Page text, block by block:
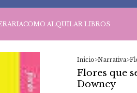
COMO ALQUILAR LIBROS
Inicio>Narrativa>
Flores que
Downey